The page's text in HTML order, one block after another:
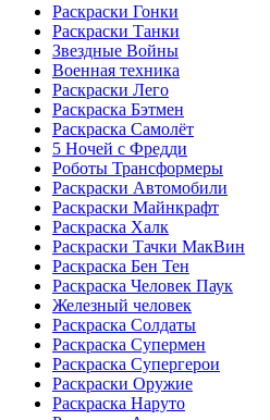
Раскраски Гонки
Раскраски Танки
Звездные Войны
Военная техника
Раскраски Лего
Раскраска Бэтмен
Раскраска Самолёт
5 Ночей с Фредди
Роботы Трансформеры
Раскраски Автомобили
Раскраски Майнкрафт
Раскраска Халк
Раскраски Тачки МакВин
Раскраска Бен Тен
Раскраска Человек Паук
Железный человек
Раскраска Солдаты
Раскраска Супермен
Раскраска Супергерои
Раскраски Оружие
Раскраска Наруто